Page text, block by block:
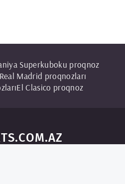
Superkuboku proqnoz
Real Madrid proqnozları
El Clasico proqnoz